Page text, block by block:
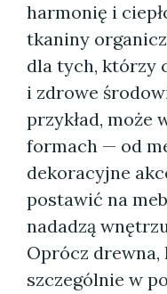
harmonię i
tkaniny
dla tych, którzy
i zdrowe
przykład, może
formach — od
dekoracyjne
postawić na
nadadzą
Oprócz drewna,
szczególnie w